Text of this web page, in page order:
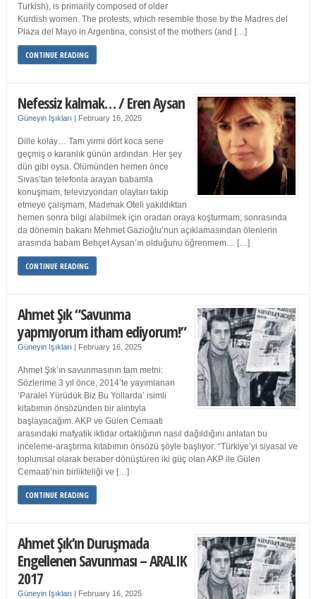
Turkish), is primarily composed of older
Kurdish women. The protests, which resemble those by the Madres del
Plaza del Mayo in Argentina, consist of the mothers (and […]
CONTINUE READING
Nefessiz kalmak… / Eren Aysan
Güneyin Işıkları | February 16, 2025
Dille kolay… Tam yirmi dört koca sene
geçmiş o karanlık günün ardından. Her şey
dün gibi oysa. Ölümünden hemen önce
Sıvas’tan telefonla arayan babamla
konuşmam, televizyondan olayları takip
etmeye çalışmam, Madımak Oteli yakıldıktan
hemen sonra bilgi alabilmek için oradan oraya koşturmam; sonrasında
da dönemin bakanı Mehmet Gazioğlu’nun açıklamasından ölenlerin
arasında babam Behçet Aysan’ın olduğunu öğrenmem… […]
CONTINUE READING
Ahmet Şık “Savunma
yapmıyorum itham ediyorum!”
Güneyin Işıkları | February 16, 2025
Ahmet Şık’ın savunmasının tam metni:
Sözlerime 3 yıl önce, 2014’te yayımlanan
‘Paralel Yürüdük Biz Bu Yollarda’ isimli
kitabımın önsözünden bir alıntıyla
başlayacağım. AKP ve Gülen Cemaati
arasındaki mafyatik iktidar ortaklığının nasıl dağıldığını anlatan bu
inceleme-araştırma kitabımın önsözü şöyle başlıyor: “Türkiye’yi siyasal ve
toplumsal olarak beraber dönüştüren iki güç olan AKP ile Gülen
Cemaati’nin birlikteliği ve […]
CONTINUE READING
Ahmet Şık’ın Duruşmada
Engellenen Savunması – ARALIK
2017
Güneyin Işıkları | February 16, 2025